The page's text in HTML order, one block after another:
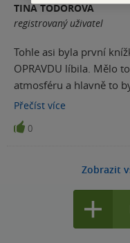
TINA TODOROVA
registrovaný uživatel
Tohle asi byla první
OPRAVDU líbila. Mělo
atmosféru a hlavně to bylo
napsaná vlastně z
abych tu knížku pořád
Přečíst více
0
Zobrazit